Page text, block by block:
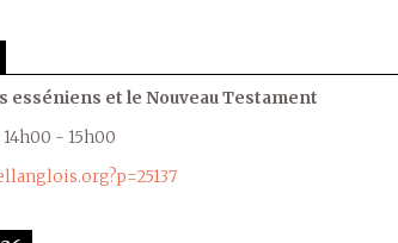
esséniens et le Nouveau Testament
14h00 - 15h00